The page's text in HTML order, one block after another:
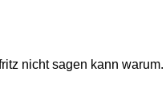
nicht sagen kann